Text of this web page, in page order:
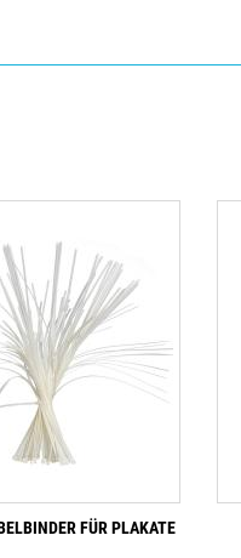
FÜR PLAKATE